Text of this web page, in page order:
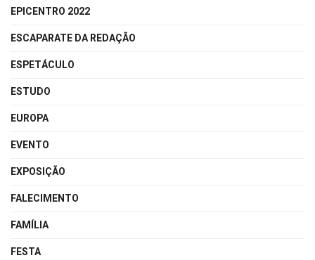
EPICENTRO 2022
ESCAPARATE DA REDAÇÃO
ESPETÁCULO
ESTUDO
EUROPA
EVENTO
EXPOSIÇÃO
FALECIMENTO
FAMÍLIA
FESTA